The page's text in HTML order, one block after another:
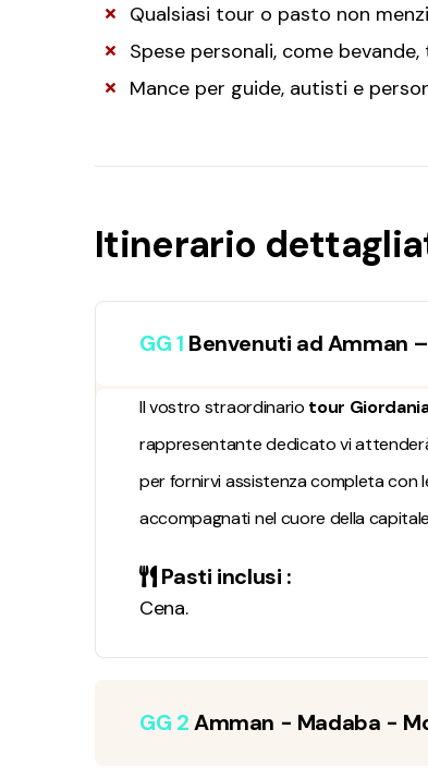
Qualsiasi tour o pasto non
Spese personali, come
Mance per guide, autisti e
Itinerario
GG 1 Benvenuti ad Amman
Il vostro straordinario tour
rappresentante dedicato vi
per fornirvi assistenza completa con
accompagnati nel cuore della
Pasti inclusi :
Cena.
GG 2Amman - Madaba -